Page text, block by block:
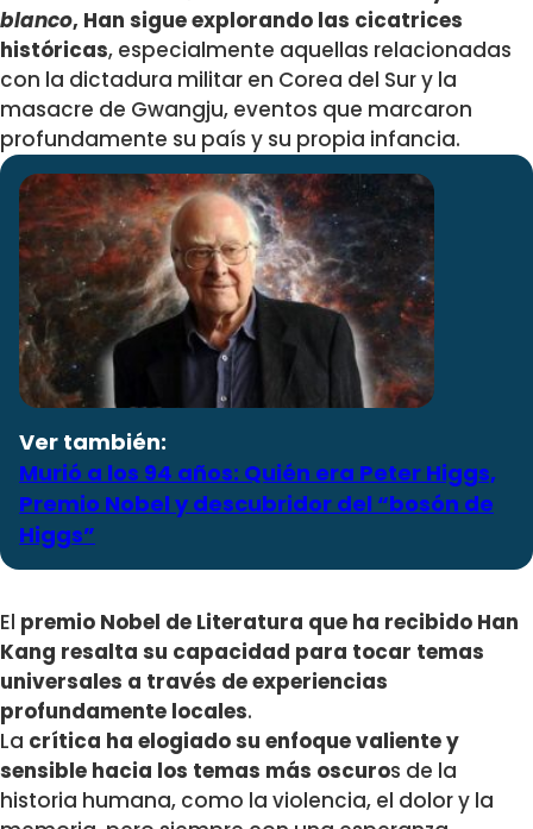
blanco, Han sigue explorando las cicatrices
históricas, especialmente aquellas relacionadas
con la dictadura militar en Corea del Sur y la
masacre de Gwangju, eventos que marcaron
profundamente su país y su propia infancia.
Ver también:
Murió a los 94 años: Quién era Peter Higgs,
Premio Nobel y descubridor del “bosón de
Higgs”
El premio Nobel de Literatura que ha recibido Han
Kang resalta su capacidad para tocar temas
universales a través de experiencias
profundamente locales.
La crítica ha elogiado su enfoque valiente y
sensible hacia los temas más oscuros de la
historia humana, como la violencia, el dolor y la